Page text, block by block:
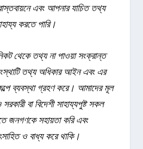
এবং আপনার যাচিত তথ্য
করতে পারি।
থেকে তথ্য না পাওয়া সংক্রান্ত
তথ্য অধিকার আইন এবং এর
ব্যবস্থা গ্রহণ করে। আমাদের মূল
বা বিদেশী সাহায্যপুষ্ট সকল
জনগণকে সহায়তা করি এবং
ও বাধ্য করে থাকি।